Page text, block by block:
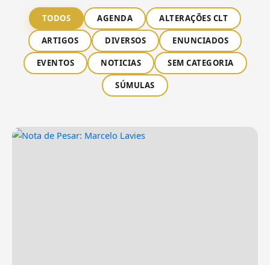
TODOS AGENDA ALTERAÇÕES CLT
ARTIGOS DIVERSOS ENUNCIADOS
EVENTOS NOTICIAS SEM CATEGORIA
SÚMULAS